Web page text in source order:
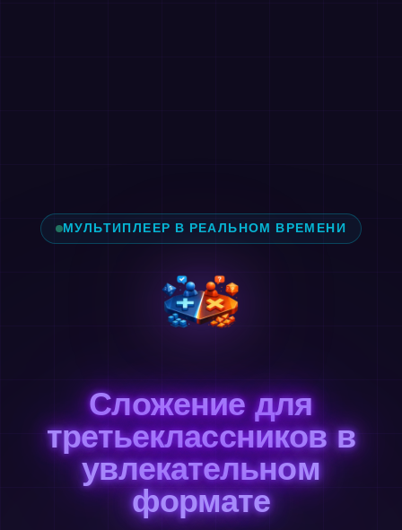
МУЛЬТИПЛЕЕР В РЕАЛЬНОМ ВРЕМЕНИ
Сложение для
третьеклассников в
увлекательном
формате